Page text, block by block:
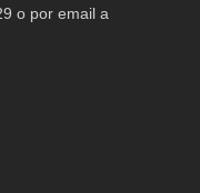
o por email a